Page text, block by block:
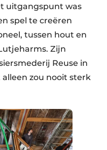
uitgangspunt was
spel te creëren
tussen hout en
Zijn
Reuse in
zou nooit sterk